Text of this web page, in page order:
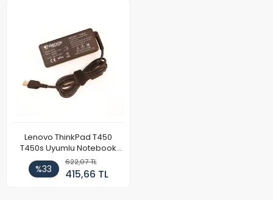
Lenovo ThinkPad T450
T450s Uyumlu Notebook
Adaptör
%33
622,07 TL
415,66 TL